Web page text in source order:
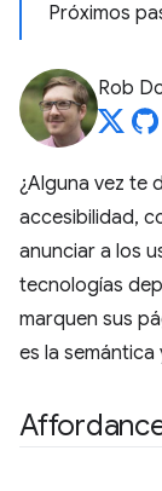
Próximos
Rob
¿Alguna vez te
accesibilidad,
anunciar a los
tecnologías
marquen sus
es la